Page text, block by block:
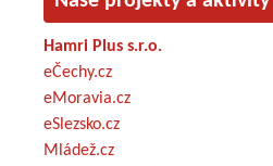
Hamri Plus s.r.o.
eČechy.cz
eMoravia.cz
eSlezsko.cz
Mládež.cz